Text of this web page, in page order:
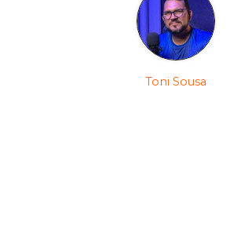
Toni Sousa